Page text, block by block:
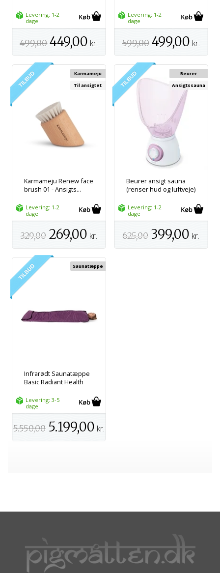
Levering: 1-2
dage
499,00 449,00 kr.
Levering: 1-2
dage
599,00 499,00 kr.
Karmameju Renew face
brush 01 - Ansigts...
Karmameju
Til ansigtet
Levering: 1-2
dage
329,00 269,00 kr.
Beurer ansigt sauna
(renser hud og luftveje)
Beurer
Ansigtssauna
Levering: 1-2
dage
625,00 399,00 kr.
Infrarødt Saunatæppe
Basic Radiant Health
Saunatæppe
Levering: 3-5
dage
5.550,00 5.199,00 kr.